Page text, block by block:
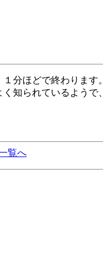
分ほどで終わりま
知られているよう
覧へ